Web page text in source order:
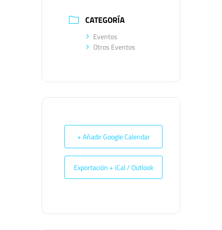
CATEGORÍA
Eventos
Otros Eventos
+ Añadir Google Calendar
Exportación + iCal / Outlook